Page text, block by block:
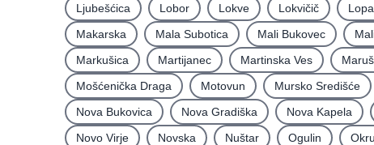
Ljubešćica
Lobor Lokve Lokvičič
Makarska
Mala Subotica Mali Bukovec
Markušica
Martijanec Martinska Ves
Mošćenička Draga
Motovun Mursko Središće
Nova Bukovica
Nova Gradiška Nova Kapela
Novo Virje
Novska Nuštar Ogulin